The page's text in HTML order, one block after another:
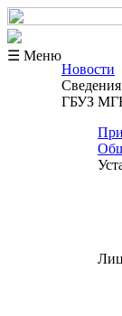
☰ Меню
Новости
ГБУЗ